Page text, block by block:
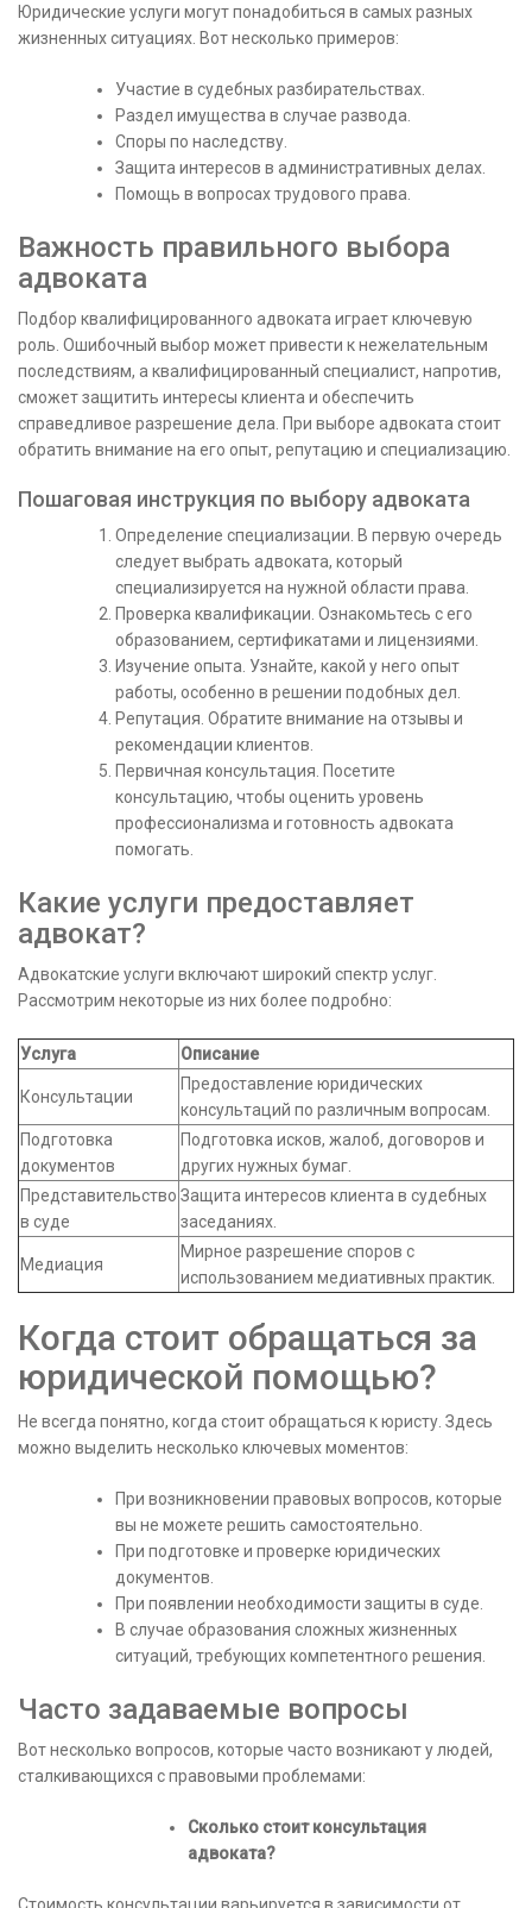
Юридические услуги могут понадобиться в самых разных
жизненных ситуациях. Вот несколько примеров:
Участие в судебных разбирательствах.
Раздел имущества в случае развода.
Споры по наследству.
Защита интересов в административных делах.
Помощь в вопросах трудового права.
Важность правильного выбора
адвоката
Подбор квалифицированного адвоката играет ключевую
роль. Ошибочный выбор может привести к нежелательным
последствиям, а квалифицированный специалист, напротив,
сможет защитить интересы клиента и обеспечить
справедливое разрешение дела. При выборе адвоката стоит
обратить внимание на его опыт, репутацию и специализацию.
Пошаговая инструкция по выбору адвоката
Определение специализации. В первую очередь
следует выбрать адвоката, который
специализируется на нужной области права.
Проверка квалификации. Ознакомьтесь с его
образованием, сертификатами и лицензиями.
Изучение опыта. Узнайте, какой у него опыт
работы, особенно в решении подобных дел.
Репутация. Обратите внимание на отзывы и
рекомендации клиентов.
Первичная консультация. Посетите
консультацию, чтобы оценить уровень
профессионализма и готовность адвоката
помогать.
Какие услуги предоставляет
адвокат?
Адвокатские услуги включают широкий спектр услуг.
Рассмотрим некоторые из них более подробно:
Услуга Описание
Консультации
Предоставление юридических
консультаций по различным вопросам.
Подготовка
документов
Подготовка исков, жалоб, договоров и
других нужных бумаг.
Представительство
в суде
Защита интересов клиента в судебных
заседаниях.
Медиация
Мирное разрешение споров с
использованием медиативных практик.
Когда стоит обращаться за
юридической помощью?
Не всегда понятно, когда стоит обращаться к юристу. Здесь
можно выделить несколько ключевых моментов:
При возникновении правовых вопросов, которые
вы не можете решить самостоятельно.
При подготовке и проверке юридических
документов.
При появлении необходимости защиты в суде.
В случае образования сложных жизненных
ситуаций, требующих компетентного решения.
Часто задаваемые вопросы
Вот несколько вопросов, которые часто возникают у людей,
сталкивающихся с правовыми проблемами:
Сколько стоит консультация
адвоката?
Стоимость консультации варьируется в зависимости от